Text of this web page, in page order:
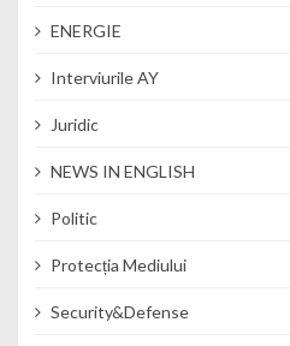
ENERGIE
Interviurile AY
Juridic
NEWS IN ENGLISH
Politic
Protecția Mediului
Security&Defense